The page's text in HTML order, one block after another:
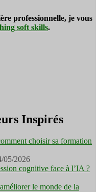
professionnelle, je vous
soft skills.
Inspirés
choisir sa formation
05/2026
cognitive face à l’IA ?
le monde de la